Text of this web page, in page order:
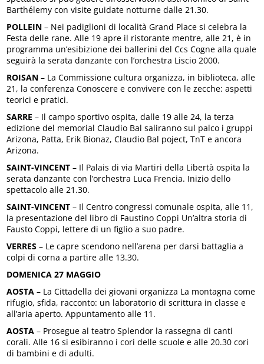
Barthélemy con visite guidate notturne dalle 21.30.
POLLEIN – Nei padiglioni di località Grand Place si celebra la
Festa delle rane. Alle 19 apre il ristorante mentre, alle 21, è in
programma un’esibizione dei ballerini del Ccs Cogne alla quale
seguirà la serata danzante con l’orchestra Liscio 2000.
ROISAN – La Commissione cultura organizza, in biblioteca, alle
21, la conferenza Conoscere e convivere con le zecche: aspetti
teorici e pratici.
SARRE – Il campo sportivo ospita, dalle 19 alle 24, la terza
edizione del memorial Claudio Bal saliranno sul palco i gruppi
Arizona, Patta, Erik Bionaz, Claudio Bal poject, TnT e ancora
Arizona.
SAINT-VINCENT – Il Palais di via Martiri della Libertà ospita la
serata danzante con l’orchestra Luca Frencia. Inizio dello
spettacolo alle 21.30.
SAINT-VINCENT – Il Centro congressi comunale ospita, alle 11,
la presentazione del libro di Faustino Coppi Un’altra storia di
Fausto Coppi, lettere di un figlio a suo padre.
VERRES – Le capre scendono nell’arena per darsi battaglia a
colpi di corna a partire alle 13.30.
DOMENICA 27 MAGGIO
AOSTA – La Cittadella dei giovani organizza La montagna come
rifugio, sfida, racconto: un laboratorio di scrittura in classe e
all’aria aperto. Appuntamento alle 11.
AOSTA – Prosegue al teatro Splendor la rassegna di canti
corali. Alle 16 si esibiranno i cori delle scuole e alle 20.30 cori
di bambini e di adulti.